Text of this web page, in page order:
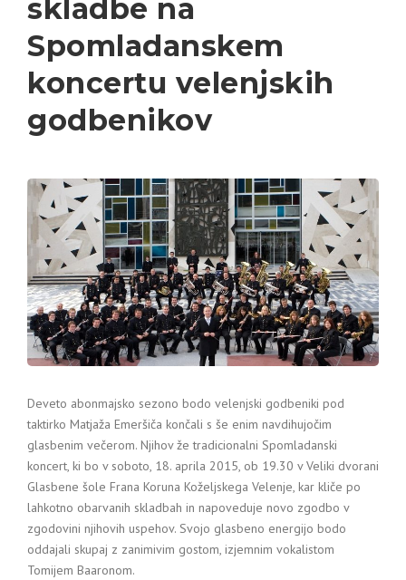
skladbe na
Spomladanskem
koncertu velenjskih
godbenikov
Deveto abonmajsko sezono bodo velenjski godbeniki pod
taktirko Matjaža Emeršiča končali s še enim navdihujočim
glasbenim večerom. Njihov že tradicionalni Spomladanski
koncert, ki bo v soboto, 18. aprila 2015, ob 19.30 v Veliki dvorani
Glasbene šole Frana Koruna Koželjskega Velenje, kar kliče po
lahkotno obarvanih skladbah in napoveduje novo zgodbo v
zgodovini njihovih uspehov. Svojo glasbeno energijo bodo
oddajali skupaj z zanimivim gostom, izjemnim vokalistom
Tomijem Baaronom.